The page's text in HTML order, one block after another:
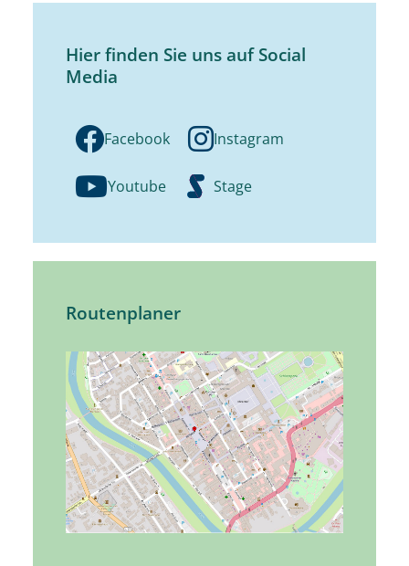
Hier finden Sie uns auf Social
Media
Facebook Instagram
Youtube Stage
Routenplaner